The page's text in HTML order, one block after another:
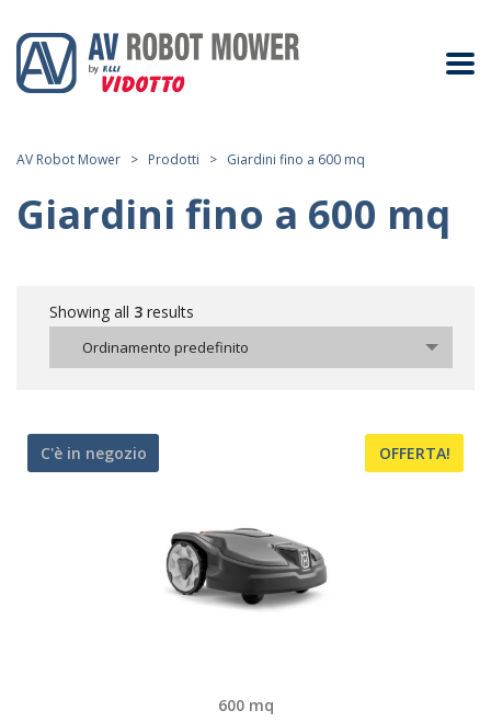
AV Robot Mower > Prodotti > Giardini fino a 600 mq
Giardini fino a 600 mq
Showing all 3 results
Ordinamento predefinito
C'è in negozio OFFERTA!
600 mq